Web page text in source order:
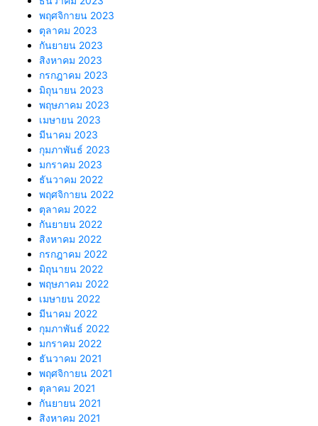
พฤศจิกายน 2023
ตุลาคม 2023
กันยายน 2023
สิงหาคม 2023
กรกฎาคม 2023
มิถุนายน 2023
พฤษภาคม 2023
เมษายน 2023
มีนาคม 2023
กุมภาพันธ์ 2023
มกราคม 2023
ธันวาคม 2022
พฤศจิกายน 2022
ตุลาคม 2022
กันยายน 2022
สิงหาคม 2022
กรกฎาคม 2022
มิถุนายน 2022
พฤษภาคม 2022
เมษายน 2022
มีนาคม 2022
กุมภาพันธ์ 2022
มกราคม 2022
ธันวาคม 2021
พฤศจิกายน 2021
ตุลาคม 2021
กันยายน 2021
สิงหาคม 2021